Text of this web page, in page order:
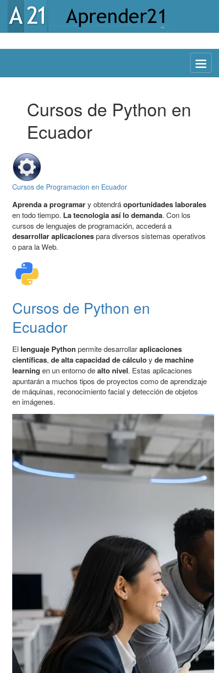
Menu
Cursos de Python en
Ecuador
Cursos de Programacion en Ecuador
Aprenda a programary obtendráoportunidades laborales
en todo tiempo. La tecnologia así lo demanda. Con los
cursos de lenguajes de programación, accederá a
desarrollar aplicacionespara diversos sistemas operativos
o para la Web.
Cursos de Python en
Ecuador
El lenguaje Pythonpermite desarrollaraplicaciones
científicas, de alta capacidad de cálculoy de machine
learning en un entorno dealto nivel. Estas aplicaciones
apuntarán a muchos tipos de proyectos como de aprendizaje
de máquinas, reconocimiento facial y detección de objetos
en imágenes.